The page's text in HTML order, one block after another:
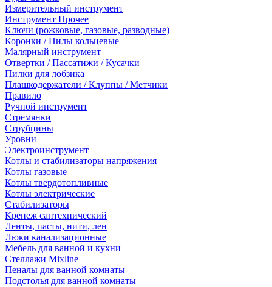
Измерительный инструмент
Инструмент Прочее
Ключи (рожковые, газовые, разводные)
Коронки / Пилы кольцевые
Малярный инструмент
Отвертки / Пассатижи / Кусачки
Пилки для лобзика
Плашкодержатели / Клуппы / Метчики
Правило
Ручной инструмент
Стремянки
Струбцины
Уровни
Электроинструмент
Котлы и стабилизаторы напряжения
Котлы газовые
Котлы твердотопливные
Котлы электрические
Стабилизаторы
Крепеж сантехнический
Ленты, пасты, нити, лен
Люки канализационные
Мебель для ванной и кухни
Стеллажи Mixline
Пеналы для ванной комнаты
Подстолья для ванной комнаты